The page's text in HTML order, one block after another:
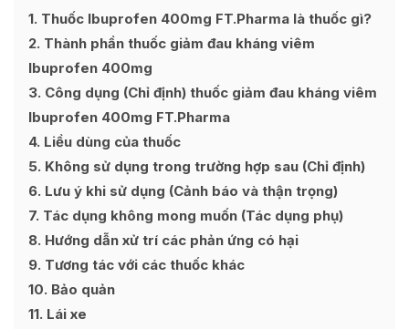
1 Thuốc Ibuprofen 400mg FT.Pharma là thuốc gì?
2 Thành phần thuốc giảm đau kháng viêm
Ibuprofen 400mg
3 Công dụng (Chỉ định) thuốc giảm đau kháng viêm
Ibuprofen 400mg FT.Pharma
4 Liều dùng của thuốc
5 Không sử dụng trong trường hợp sau (Chỉ định)
6 Lưu ý khi sử dụng (Cảnh báo và thận trọng)
7 Tác dụng không mong muốn (Tác dụng phụ)
8 Hướng dẫn xử trí các phản ứng có hại
9 Tương tác với các thuốc khác
10 Bảo quản
11 Lái xe